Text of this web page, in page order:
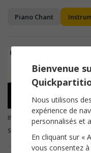
Piano Chant
imprimer la
partition
sélectionant directement
Bienvenue
Nous utilisons
expérience de
personnalisés et
En cliquant sur «
vous consentez